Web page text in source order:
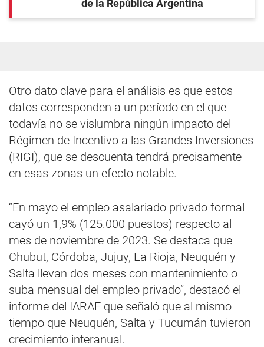
de la República Argentina
Otro dato clave para el análisis es que estos
datos corresponden a un período en el que
todavía no se vislumbra ningún impacto del
Régimen de Incentivo a las Grandes Inversiones
(RIGI), que se descuenta tendrá precisamente
en esas zonas un efecto notable.
“En mayo el empleo asalariado privado formal
cayó un 1,9% (125.000 puestos) respecto al
mes de noviembre de 2023. Se destaca que
Chubut, Córdoba, Jujuy, La Rioja, Neuquén y
Salta llevan dos meses con mantenimiento o
suba mensual del empleo privado”, destacó el
informe del IARAF que señaló que al mismo
tiempo que Neuquén, Salta y Tucumán tuvieron
crecimiento interanual.